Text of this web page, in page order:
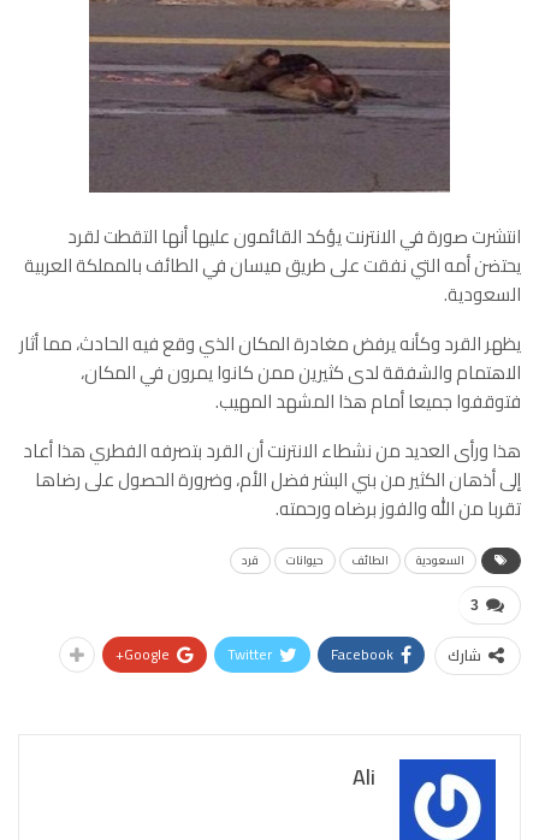
انتشرت صورة في الانترنت يؤكد القائمون عليها أنها التقطت لقرد
يحتضن أمه التي نفقت على طريق ميسان في الطائف بالمملكة العربية
السعودية.
يظهر القرد وكأنه يرفض مغادرة المكان الذي وقع فيه الحادث، مما أثار
الاهتمام والشفقة لدى كثيرين ممن كانوا يمرون في المكان،
فتوقفوا جميعا أمام هذا المشهد المهيب.
هذا ورأى العديد من نشطاء الانترنت أن القرد بتصرفه الفطري هذا أعاد
إلى أذهان الكثير من بني البشر فضل الأم، وضرورة الحصول على رضاها
تقربا من الله والفوز برضاه ورحمته.
السعودية الطائف حيوانات قرد
3
شارك Facebook
Twitter
Google+
Ali